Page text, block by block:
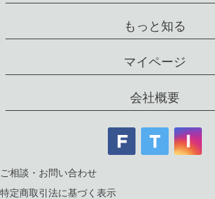
もっと知る
マイページ
会社概要
ご相談・お問い合わせ
特定商取引法に基づく表示